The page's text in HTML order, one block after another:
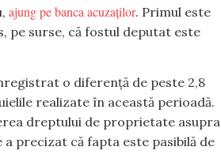
ajung pe banca acuzaților. Primul este
pe surse, că fostul deputat este
o diferență de peste 2,8
realizate în această perioadă.
dreptului de proprietate asupra
precizat că fapta este pasibilă de